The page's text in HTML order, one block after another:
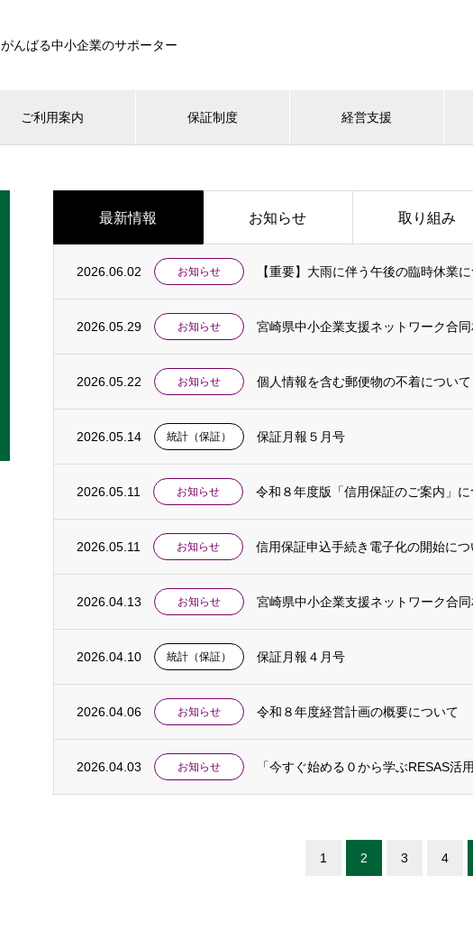
がんばる中小企業のサポーター
ご利用案内 保証制度 経営支援
最新情報 お知らせ 取り組み
2026.06.02 お知らせ 【重要】大雨に伴う午後の臨時休業
2026.05.29 お知らせ 宮崎県中小企業支援ネットワーク合
2026.05.22 お知らせ 個人情報を含む郵便物の不着について
2026.05.14 統計（保証） 保証月報５月号
2026.05.11 お知らせ 令和８年度版「信用保証のご案内」
2026.05.11 お知らせ 信用保証申込手続き電子化の開始につ
2026.04.13 お知らせ 宮崎県中小企業支援ネットワーク合
2026.04.10 統計（保証） 保証月報４月号
2026.04.06 お知らせ 令和８年度経営計画の概要について
2026.04.03 お知らせ 「今すぐ始める０から学ぶRESAS活
1 2 3 4